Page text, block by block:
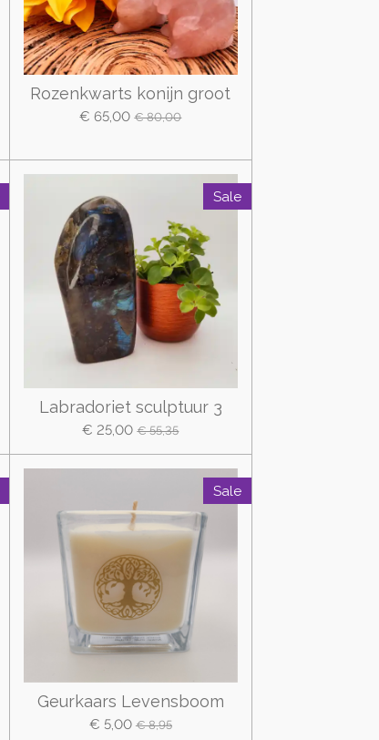
Rozenkwarts konijn groot
€ 65,00 € 80,00
Sale
Labradoriet sculptuur 3
€ 25,00 € 55,35
Sale
Geurkaars Levensboom
€ 5,00 € 8,95